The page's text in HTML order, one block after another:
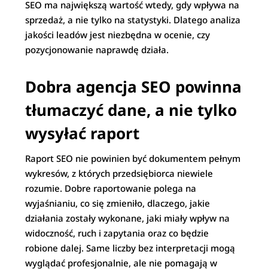
SEO ma największą wartość wtedy, gdy wpływa na
sprzedaż, a nie tylko na statystyki. Dlatego analiza
jakości leadów jest niezbędna w ocenie, czy
pozycjonowanie naprawdę działa.
Dobra agencja SEO powinna
tłumaczyć dane, a nie tylko
wysyłać raport
Raport SEO nie powinien być dokumentem pełnym
wykresów, z których przedsiębiorca niewiele
rozumie. Dobre raportowanie polega na
wyjaśnianiu, co się zmieniło, dlaczego, jakie
działania zostały wykonane, jaki miały wpływ na
widoczność, ruch i zapytania oraz co będzie
robione dalej. Same liczby bez interpretacji mogą
wyglądać profesjonalnie, ale nie pomagają w